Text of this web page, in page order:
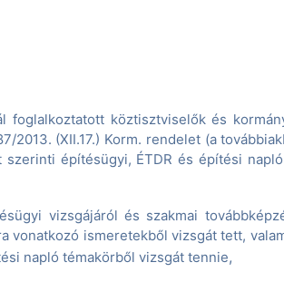
köztisztviselők és
(XII.17.) Korm. rendelet (a
építésügyi, ÉTDR és építési
vizsgájáról és szakmai
vonatkozó ismeretekből vizsgát tett,
napló témakörből vizsgát tennie,